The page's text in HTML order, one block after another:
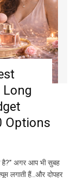
Long
Options
है?” अगर आप भी सुबह
लगाती हैं…और दोपहर